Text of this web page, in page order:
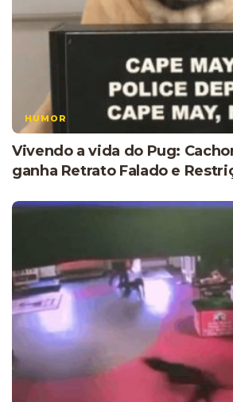
HUMOR
Vivendo a vida do Pug:
ganha Retrato Falado e